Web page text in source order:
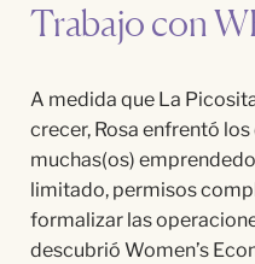
Trabajo con
A medida que La
crecer, Rosa enfrentó
muchas(os)
limitado, permisos
formalizar las
descubrió Women’s